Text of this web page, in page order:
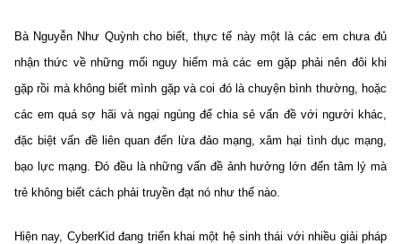
Bà Nguyễn Như Quỳnh cho biết, thực tế này một là các em chưa đủ
nhận thức về những mối nguy hiểm mà các em gặp phải nên đôi khi
gặp rồi mà không biết mình gặp và coi đó là chuyện bình thường, hoặc
các em quá sợ hãi và ngại ngùng để chia sẻ vấn đề với người khác,
đặc biệt vấn đề liên quan đến lừa đảo mạng, xâm hại tình dục mạng,
bạo lực mạng. Đó đều là những vấn đề ảnh hưởng lớn đến tâm lý mà
trẻ không biết cách phải truyền đạt nó như thế nào.
Hiện nay, CyberKid đang triển khai một hệ sinh thái với nhiều giải pháp